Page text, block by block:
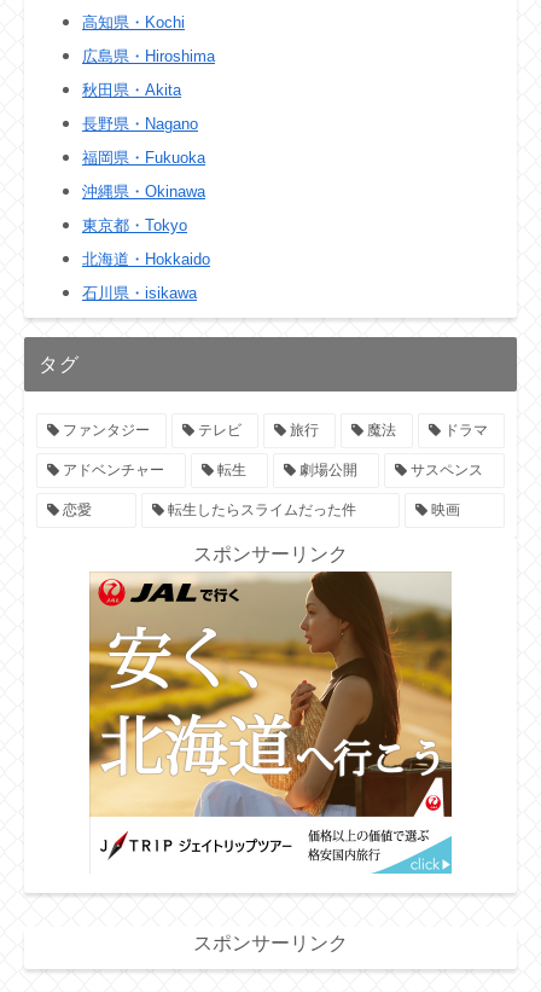
高知県・Kochi
広島県・Hiroshima
秋田県・Akita
長野県・Nagano
福岡県・Fukuoka
沖縄県・Okinawa
東京都・Tokyo
北海道・Hokkaido
石川県・isikawa
タグ
ファンタジー テレビ 旅行 魔法 ドラマ
アドベンチャー 転生 劇場公開 サスペンス
恋愛 転生したらスライムだった件 映画
スポンサーリンク
スポンサーリンク